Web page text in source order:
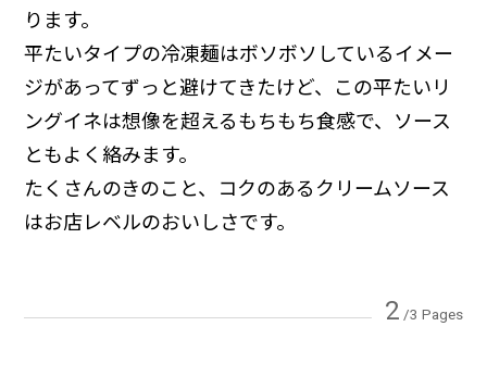
ります。
平たいタイプの冷凍麺はボソボソしているイメー
ジがあってずっと避けてきたけど、この平たいリ
ングイネは想像を超えるもちもち食感で、ソース
ともよく絡みます。
たくさんのきのこと、コクのあるクリームソース
はお店レベルのおいしさです。
2 /3 Pages